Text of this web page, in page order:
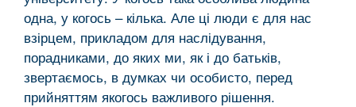
одна, у когось – кілька. Але ці люди є для нас
взірцем, прикладом для наслідування,
порадниками, до яких ми, як і до батьків,
звертаємось, в думках чи особисто, перед
прийняттям якогось важливого рішення.